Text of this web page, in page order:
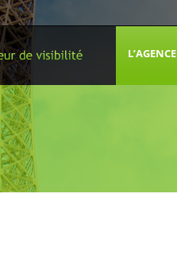
L’AGENCE